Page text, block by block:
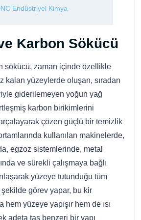
DNC Endüstriyel Kimya
Karbon Sökücü
sökücü, zaman içinde özellikle
kalan yüzeylerde oluşan, sıradan
giderilemeyen yoğun yağ
karbon birikimlerini
çözen güçlü bir temizlik
kullanılan makinelerde,
egzoz sistemlerinde, metal
ve sürekli çalışmaya bağlı
yüzeye tutunduğu tüm
görev yapar, bu kir
hem yüzeye yapışır hem de ısı
adeta taş benzeri bir yapı